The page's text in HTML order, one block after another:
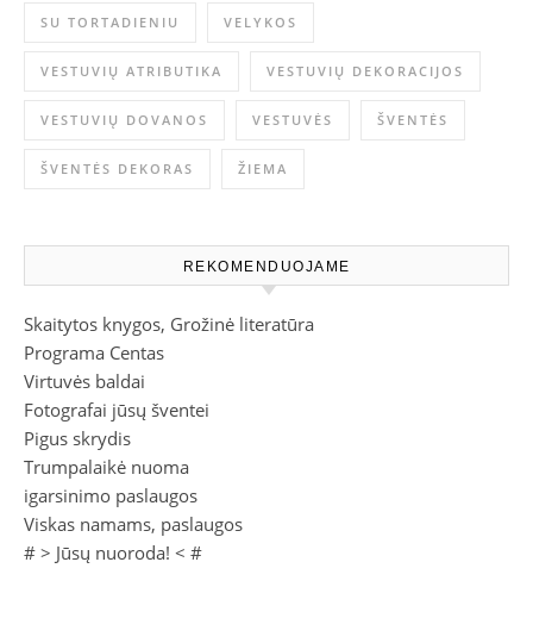
SU TORTADIENIU VELYKOS
VESTUVIŲ ATRIBUTIKA VESTUVIŲ DEKORACIJOS
VESTUVIŲ DOVANOS VESTUVĖS ŠVENTĖS
ŠVENTĖS DEKORAS ŽIEMA
REKOMENDUOJAME
Skaitytos knygos, Grožinė literatūra
Programa Centas
Virtuvės baldai
Fotografai jūsų šventei
Pigus skrydis
Trumpalaikė nuoma
igarsinimo paslaugos
Viskas namams, paslaugos
# > Jūsų nuoroda! < #